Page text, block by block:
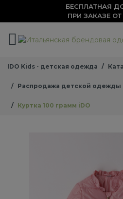
БЕСПЛАТНАЯ
ПРИ ЗАКАЗЕ ОТ
IDO Kids - детская одежда
Распродажа детской одежды
Куртка 100 грамм iDO